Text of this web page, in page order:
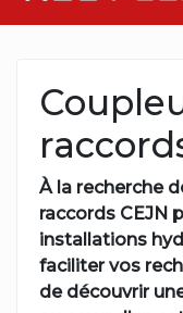
À la recherche
raccords CEJN
installations
faciliter vos
de découvrir